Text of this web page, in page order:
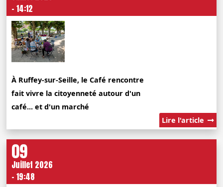
- 14:12
À Ruffey-sur-Seille, le Café rencontre
fait vivre la citoyenneté autour d'un
café... et d'un marché
Lire l'article
09
Juillet 2026
- 19:48